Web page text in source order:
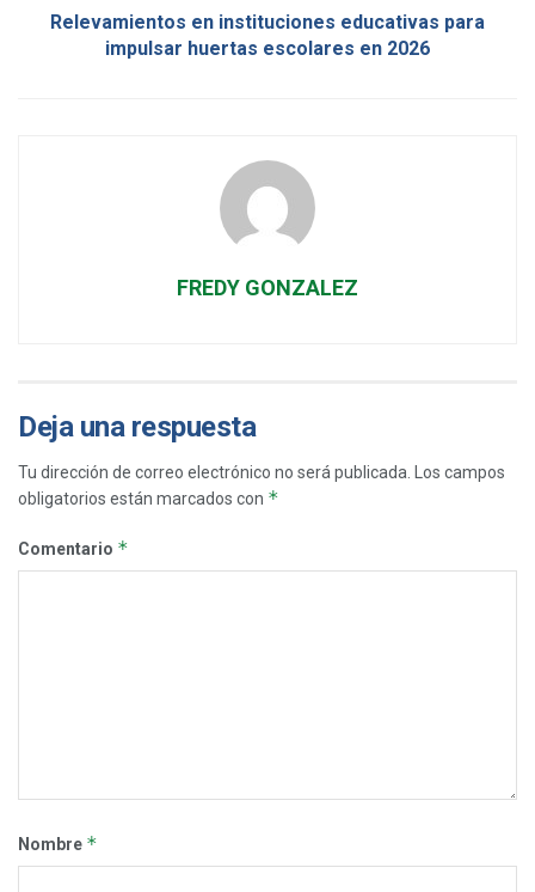
Relevamientos en instituciones educativas para
impulsar huertas escolares en 2026
FREDY GONZALEZ
Deja una respuesta
Tu dirección de correo electrónico no será publicada.
Los campos
obligatorios están marcados con *
Comentario *
Nombre *